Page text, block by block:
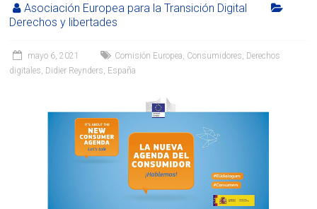
Asociación Europea para la Transición Digital
Derechos y libertades
mayo 6, 2021 Comisión Europea Consumidores Derechos
digitales Didier Reynders España